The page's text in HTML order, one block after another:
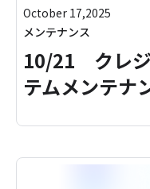
October 17,2025
メンテナンス
10/21 クレジ
テムメンテナ